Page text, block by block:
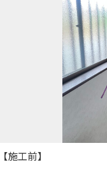
【施工前】